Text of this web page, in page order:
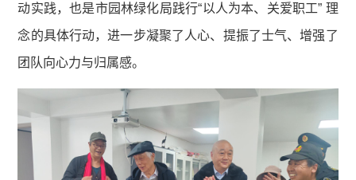
动实践，也是市园林绿化局践行“以人为本、关爱职工” 理
念的具体行动，进一步凝聚了人心、提振了士气、增强了
团队向心力与归属感。